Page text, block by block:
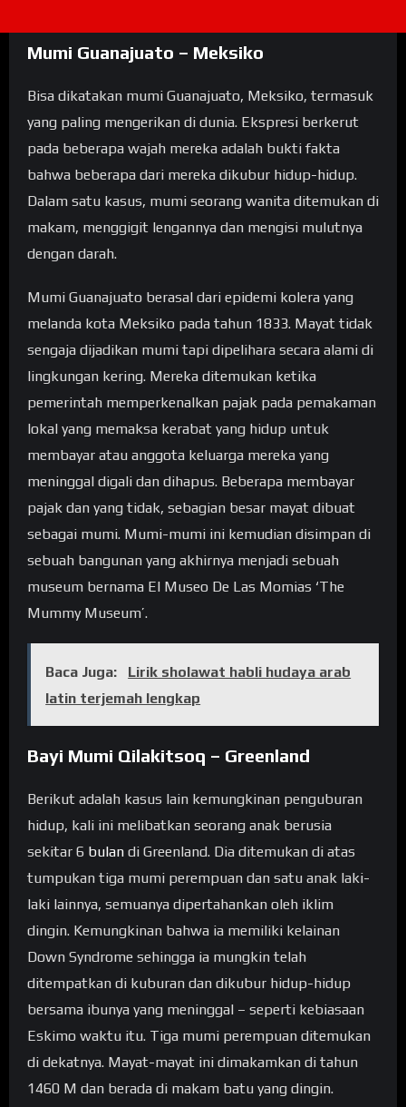
Mumi Guanajuato – Meksiko
Bisa dikatakan mumi Guanajuato, Meksiko, termasuk
yang paling mengerikan di dunia. Ekspresi berkerut
pada beberapa wajah mereka adalah bukti fakta
bahwa beberapa dari mereka dikubur hidup-hidup.
Dalam satu kasus, mumi seorang wanita ditemukan di
makam, menggigit lengannya dan mengisi mulutnya
dengan darah.
Mumi Guanajuato berasal dari epidemi kolera yang
melanda kota Meksiko pada tahun 1833. Mayat tidak
sengaja dijadikan mumi tapi dipelihara secara alami di
lingkungan kering. Mereka ditemukan ketika
pemerintah memperkenalkan pajak pada pemakaman
lokal yang memaksa kerabat yang hidup untuk
membayar atau anggota keluarga mereka yang
meninggal digali dan dihapus. Beberapa membayar
pajak dan yang tidak, sebagian besar mayat dibuat
sebagai mumi. Mumi-mumi ini kemudian disimpan di
sebuah bangunan yang akhirnya menjadi sebuah
museum bernama El Museo De Las Momias ‘The
Mummy Museum’.
Baca Juga:
Lirik sholawat habli hudaya arab
latin terjemah lengkap
Bayi Mumi Qilakitsoq – Greenland
Berikut adalah kasus lain kemungkinan penguburan
hidup, kali ini melibatkan seorang anak berusia
sekitar 6 bulan di Greenland. Dia ditemukan di atas
tumpukan tiga mumi perempuan dan satu anak laki-
laki lainnya, semuanya dipertahankan oleh iklim
dingin. Kemungkinan bahwa ia memiliki kelainan
Down Syndrome sehingga ia mungkin telah
ditempatkan di kuburan dan dikubur hidup-hidup
bersama ibunya yang meninggal – seperti kebiasaan
Eskimo waktu itu. Tiga mumi perempuan ditemukan
di dekatnya. Mayat-mayat ini dimakamkan di tahun
1460 M dan berada di makam batu yang dingin.